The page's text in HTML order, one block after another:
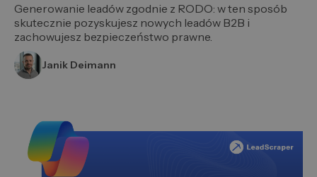
Generowanie leadów zgodnie z RODO: w ten sposób
skutecznie pozyskujesz nowych leadów B2B i
zachowujesz bezpieczeństwo prawne.
Janik Deimann